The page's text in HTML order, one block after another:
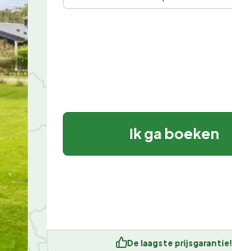
Ik ga boeken
De laagste prijsgarantie!